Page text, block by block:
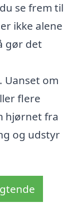
se frem til
ikke alene
gør det
om
flere
hjørnet fra
og udstyr